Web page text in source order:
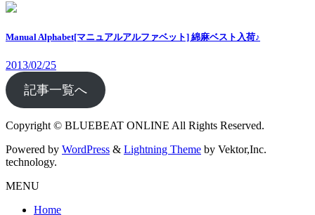
Manual Alphabet[マニュアルアルファベット] 綿麻ベスト入荷♪
2013/02/25
記事一覧へ
Copyright © BLUEBEAT ONLINE All Rights Reserved.
Powered by WordPress & Lightning Theme by Vektor,Inc.
technology.
MENU
Home